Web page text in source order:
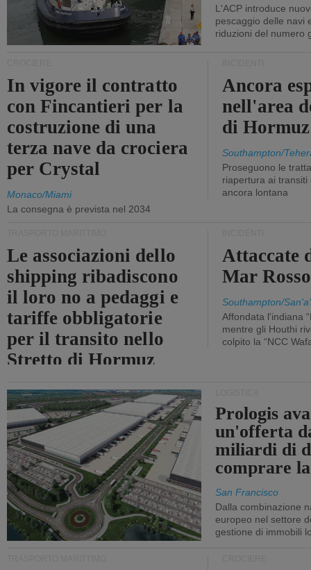
L'ACP introduce
pescaggio delle navi
riduzioni del numero
In vigore il contratto
con Fincantieri per la
costruzione di una
terza nave da crociera
per Crystal
Monaco/Miami
La consegna è prevista nel 2034
Ancora
nell'area
di Hormuz
Southampton/
Proseguono le
riapertura ai
ancora lontana
Le associazioni dello
shipping ribadiscono
il loro no a pedaggi e
tariffe obbligatorie
per il transito nello
Stretto di Hormuz
Attaccate
Mar Rosso
Southampton/
Affondata l'indiana
mentre gli Houthi
colpito la “NCC
Prologis
un'offerta
miliardi di
comprare
San Francisco
Dalla combinazione
europeo nel settore
gestione di immobili